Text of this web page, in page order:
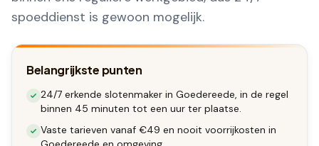
spoeddienst is gewoon mogelijk.
Belangrijkste punten
24/7 erkende slotenmaker in Goedereede, in de regel
binnen 45 minuten tot een uur ter plaatse.
Vaste tarieven vanaf €49 en nooit voorrijkosten in